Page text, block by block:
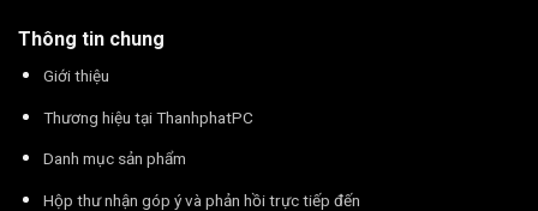
Thông tin chung
Giới thiệu
Thương hiệu tại ThanhphatPC
Danh mục sản phẩm
Hộp thư nhận góp ý và phản hồi trực tiếp đến